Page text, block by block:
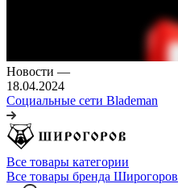
Новости —
18.04.2024
Социальные сети Blademan
Все товары категории
Все товары бренда Широгоров